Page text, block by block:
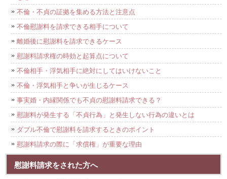
不倫・不貞の証拠を集める方法と注意点
不倫慰謝料を請求できる相手について
離婚後に慰謝料を請求できるケース
慰謝料請求権の時効と起算点について
不倫相手・浮気相手に絶対にしてはいけないこと
不倫・浮気相手と争いが生じるケース
事実婚・内縁関係でも不貞の慰謝料請求できる？
慰謝料が発生する「不貞行為」と発生しない行為の違いとは
ダブル不倫で慰謝料を請求するときのポイント
慰謝料請求の際に「求償権」が重要な理由
慰謝料請求をされた方へ